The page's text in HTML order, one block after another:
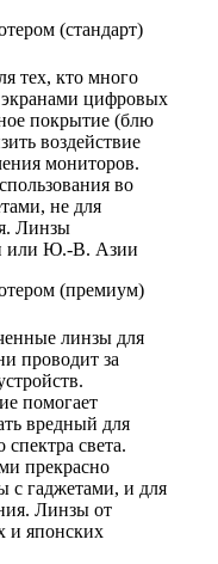
(стандарт)
тех, кто много
цифровых
покрытие (блю
воздействие
мониторов.
во
не для
Линзы
или Ю.-В. Азии
(премиум)
линзы для
проводит за
помогает
вредный для
спектра света.
прекрасно
с гаджетами, и для
Линзы от
и японских